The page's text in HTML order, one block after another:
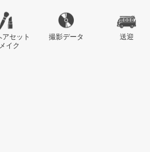
アセット
イク
撮影データ 送迎